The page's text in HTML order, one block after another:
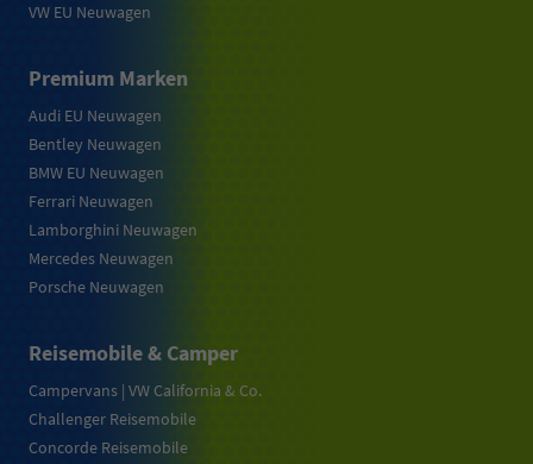
VW EU Neuwagen
Premium Marken
Audi EU Neuwagen
Bentley Neuwagen
BMW EU Neuwagen
Ferrari Neuwagen
Lamborghini Neuwagen
Mercedes Neuwagen
Porsche Neuwagen
Reisemobile & Camper
Campervans | VW California & Co.
Challenger Reisemobile
Concorde Reisemobile